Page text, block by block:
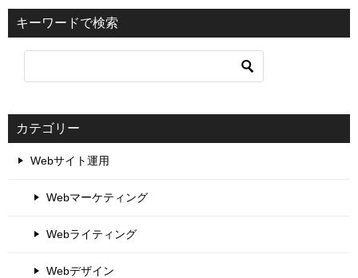
キーワードで検索
カテゴリー
Webサイト運用
Webマーケティング
Webライティング
Webデザイン